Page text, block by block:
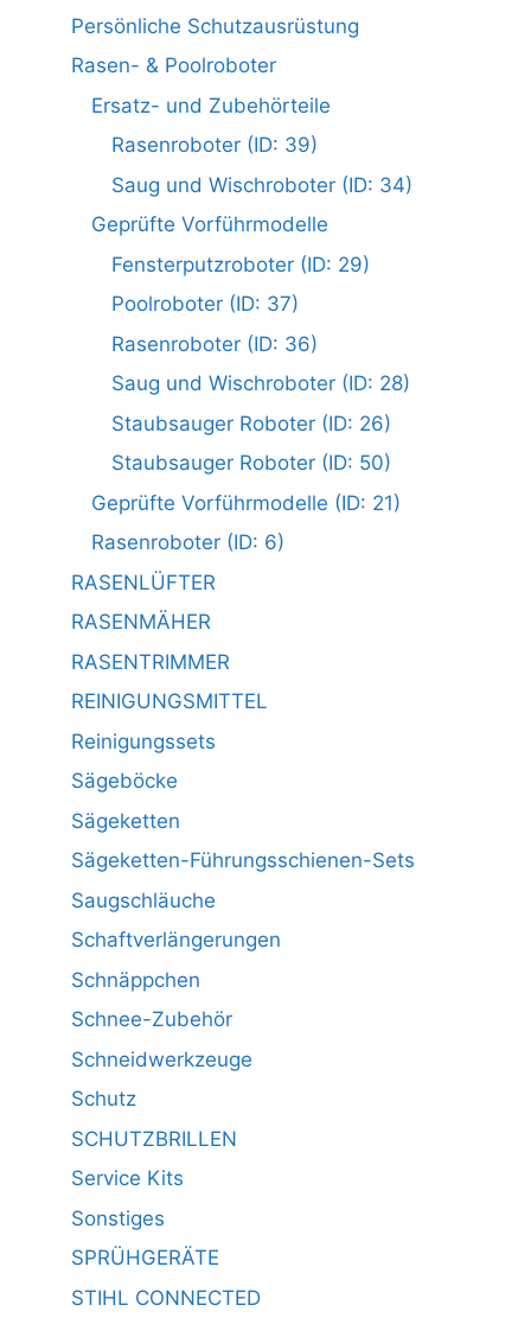
Persönliche Schutzausrüstung
Rasen- & Poolroboter
Ersatz- und Zubehörteile
Rasenroboter (ID: 39)
Saug und Wischroboter (ID: 34)
Geprüfte Vorführmodelle
Fensterputzroboter (ID: 29)
Poolroboter (ID: 37)
Rasenroboter (ID: 36)
Saug und Wischroboter (ID: 28)
Staubsauger Roboter (ID: 26)
Staubsauger Roboter (ID: 50)
Geprüfte Vorführmodelle (ID: 21)
Rasenroboter (ID: 6)
RASENLÜFTER
RASENMÄHER
RASENTRIMMER
REINIGUNGSMITTEL
Reinigungssets
Sägeböcke
Sägeketten
Sägeketten-Führungsschienen-Sets
Saugschläuche
Schaftverlängerungen
Schnäppchen
Schnee-Zubehör
Schneidwerkzeuge
Schutz
SCHUTZBRILLEN
Service Kits
Sonstiges
SPRÜHGERÄTE
STIHL CONNECTED